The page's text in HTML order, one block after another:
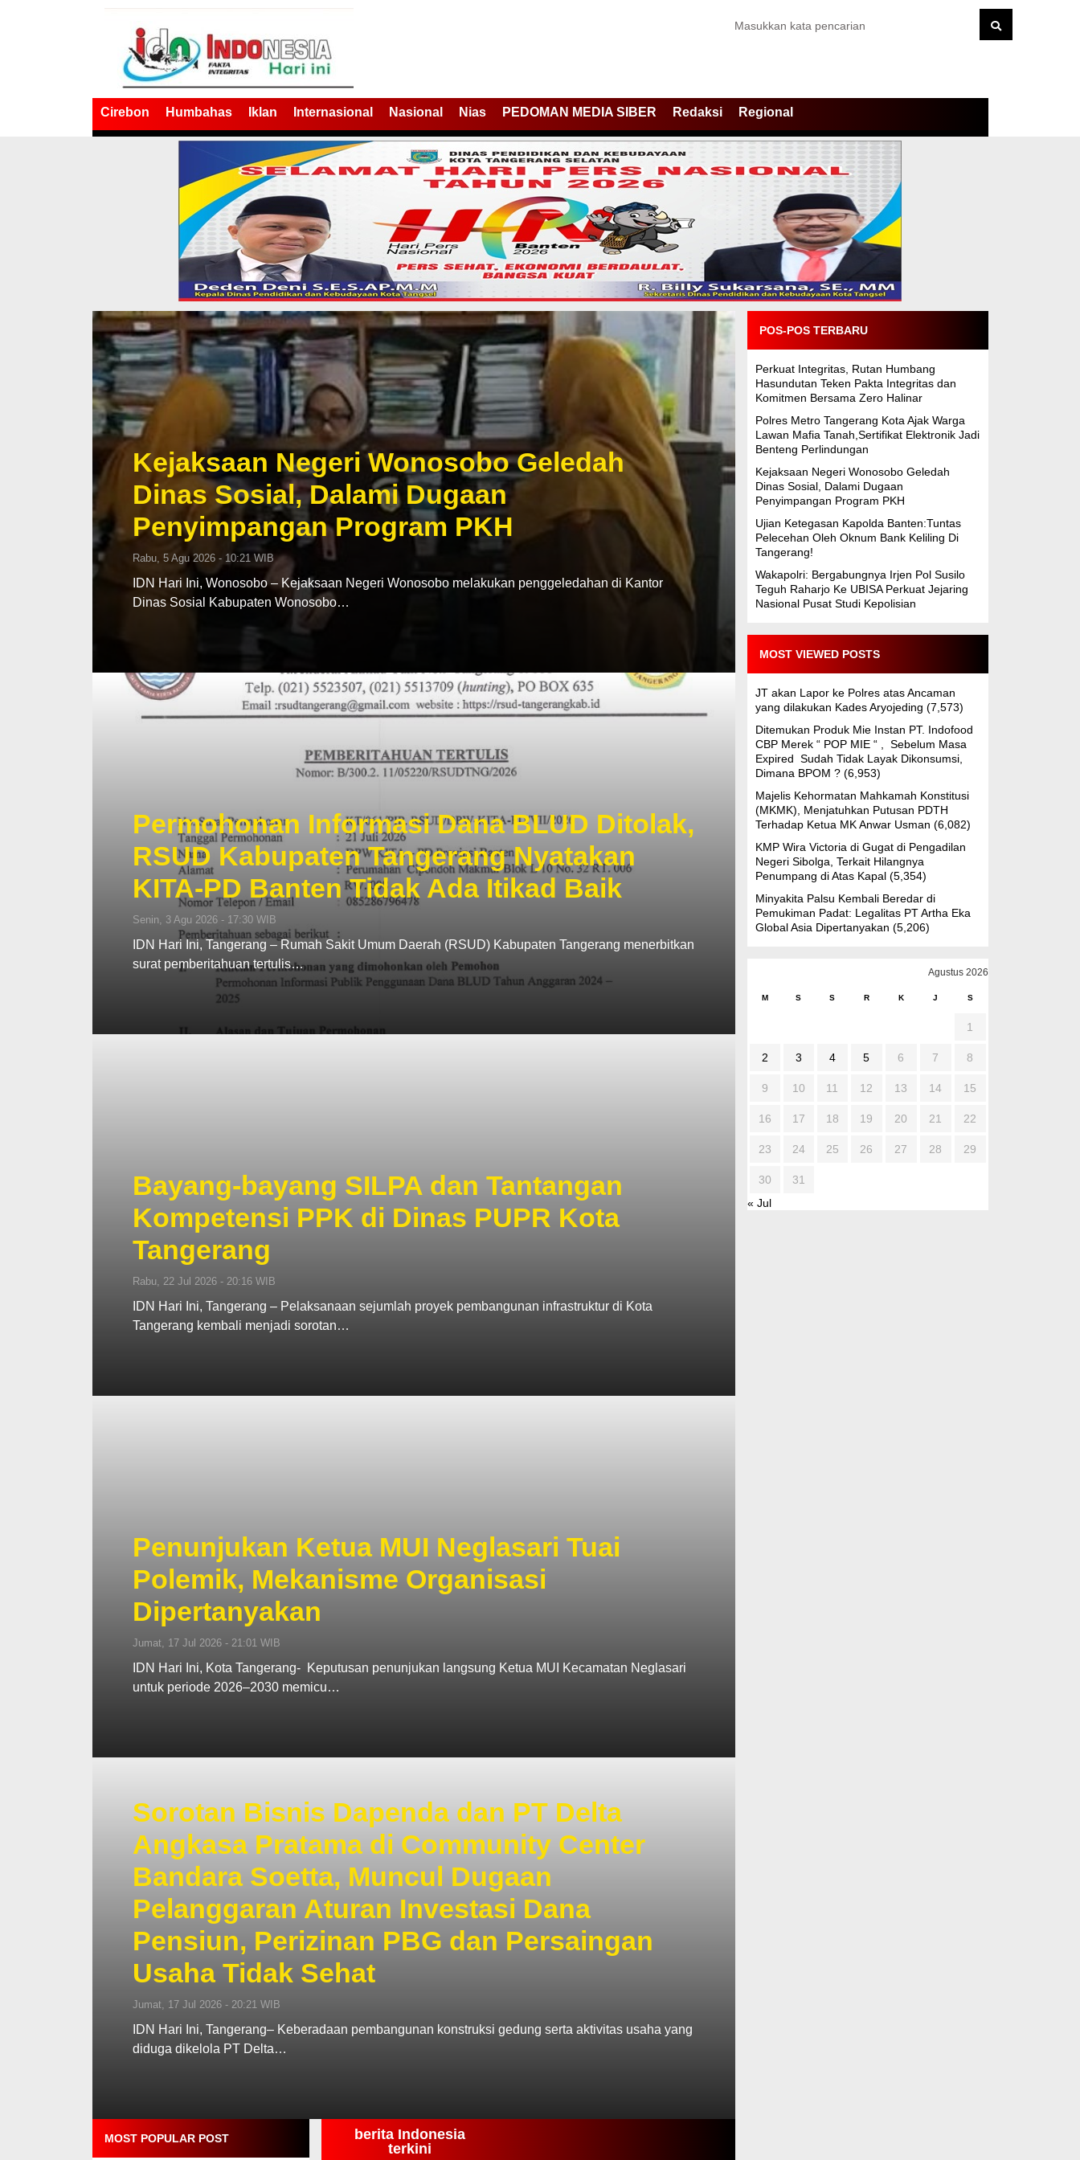
Cirebon Humbahas Iklan Internasional Nasional Nias PEDOMAN MEDIA SIBER Redaksi Regional
Kejaksaan Negeri Wonosobo Geledah
Dinas Sosial, Dalami Dugaan
Penyimpangan Program PKH
Rabu, 5 Agu 2026 - 10:21 WIB
IDN Hari Ini, Wonosobo – Kejaksaan Negeri Wonosobo melakukan penggeledahan di Kantor
Dinas Sosial Kabupaten Wonosobo…
Permohonan Informasi Dana BLUD Ditolak,
RSUD Kabupaten Tangerang Nyatakan
KITA-PD Banten Tidak Ada Itikad Baik
Senin, 3 Agu 2026 - 17:30 WIB
IDN Hari Ini, Tangerang – Rumah Sakit Umum Daerah (RSUD) Kabupaten Tangerang menerbitkan
surat pemberitahuan tertulis…
Bayang-bayang SILPA dan Tantangan
Kompetensi PPK di Dinas PUPR Kota
Tangerang
Rabu, 22 Jul 2026 - 20:16 WIB
IDN Hari Ini, Tangerang – Pelaksanaan sejumlah proyek pembangunan infrastruktur di Kota
Tangerang kembali menjadi sorotan…
Penunjukan Ketua MUI Neglasari Tuai
Polemik, Mekanisme Organisasi
Dipertanyakan
Jumat, 17 Jul 2026 - 21:01 WIB
IDN Hari Ini, Kota Tangerang- Keputusan penunjukan langsung Ketua MUI Kecamatan Neglasari
untuk periode 2026–2030 memicu…
Sorotan Bisnis Dapenda dan PT Delta
Angkasa Pratama di Community Center
Bandara Soetta, Muncul Dugaan
Pelanggaran Aturan Investasi Dana
Pensiun, Perizinan PBG dan Persaingan
Usaha Tidak Sehat
Jumat, 17 Jul 2026 - 20:21 WIB
IDN Hari Ini, Tangerang– Keberadaan pembangunan konstruksi gedung serta aktivitas usaha yang
diduga dikelola PT Delta…
MOST POPULAR POST
berita Indonesia
terkini
POS-POS TERBARU
Perkuat Integritas, Rutan Humbang
Hasundutan Teken Pakta Integritas dan
Komitmen Bersama Zero Halinar
Polres Metro Tangerang Kota Ajak Warga
Lawan Mafia Tanah,Sertifikat Elektronik Jadi
Benteng Perlindungan
Kejaksaan Negeri Wonosobo Geledah
Dinas Sosial, Dalami Dugaan
Penyimpangan Program PKH
Ujian Ketegasan Kapolda Banten:Tuntas
Pelecehan Oleh Oknum Bank Keliling Di
Tangerang!
Wakapolri: Bergabungnya Irjen Pol Susilo
Teguh Raharjo Ke UBISA Perkuat Jejaring
Nasional Pusat Studi Kepolisian
MOST VIEWED POSTS
JT akan Lapor ke Polres atas Ancaman
yang dilakukan Kades Aryojeding (7,573)
Ditemukan Produk Mie Instan PT. Indofood
CBP Merek “ POP MIE “ , Sebelum Masa
Expired Sudah Tidak Layak Dikonsumsi,
Dimana BPOM ? (6,953)
Majelis Kehormatan Mahkamah Konstitusi
(MKMK), Menjatuhkan Putusan PDTH
Terhadap Ketua MK Anwar Usman (6,082)
KMP Wira Victoria di Gugat di Pengadilan
Negeri Sibolga, Terkait Hilangnya
Penumpang di Atas Kapal (5,354)
Minyakita Palsu Kembali Beredar di
Pemukiman Padat: Legalitas PT Artha Eka
Global Asia Dipertanyakan (5,206)
Agustus 2026
M S S R K J S
1
2 3 4 5 6 7 8
9 10 11 12 13 14 15
16 17 18 19 20 21 22
23 24 25 26 27 28 29
30
31
« Jul